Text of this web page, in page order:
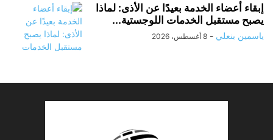
إبقاء أعضاء الخدمة بعيدًا عن الأذى: لماذا
يصبح مستقبل الخدمات اللوجستية...
ياسمين بنعلي - 8 أغسطس، 2026